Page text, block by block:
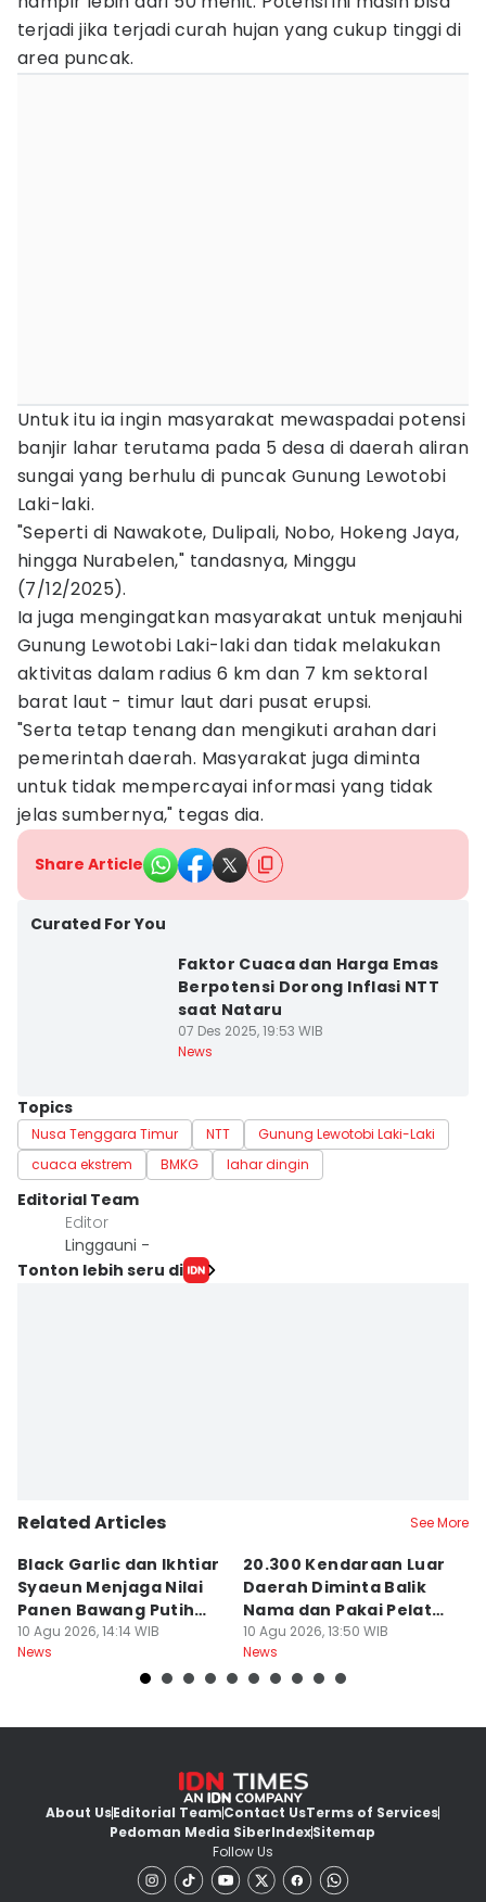
terjadi jika terjadi curah hujan yang cukup tinggi di
area puncak.
Untuk itu ia ingin masyarakat mewaspadai potensi
banjir lahar terutama pada 5 desa di daerah aliran
sungai yang berhulu di puncak Gunung Lewotobi
Laki-laki.
"Seperti di Nawakote, Dulipali, Nobo, Hokeng Jaya,
hingga Nurabelen," tandasnya, Minggu
(7/12/2025).
Ia juga mengingatkan masyarakat untuk menjauhi
Gunung Lewotobi Laki-laki dan tidak melakukan
aktivitas dalam radius 6 km dan 7 km sektoral
barat laut - timur laut dari pusat erupsi.
"Serta tetap tenang dan mengikuti arahan dari
pemerintah daerah. Masyarakat juga diminta
untuk tidak mempercayai informasi yang tidak
jelas sumbernya," tegas dia.
Share Article
Curated For You
Faktor Cuaca dan Harga Emas
Berpotensi Dorong Inflasi NTT
saat Nataru
07 Des 2025, 19:53 WIB
News
Topics
Nusa Tenggara Timur NTT
Gunung Lewotobi Laki-Laki
cuaca ekstrem
BMKG lahar dingin
Editorial Team
Editor
Linggauni -
Tonton lebih seru di
Related Articles See More
Black Garlic dan Ikhtiar
Syaeun Menjaga Nilai
Panen Bawang Putih
Sembalun
10 Agu 2026, 14:14 WIB
News
20.300 Kendaraan Luar
Daerah Diminta Balik
Nama dan Pakai Pelat
NTB
10 Agu 2026, 13:50 WIB
News
About UsEditorial TeamContact UsTerms of Services
Pedoman Media SiberIndexSitemap
Follow Us